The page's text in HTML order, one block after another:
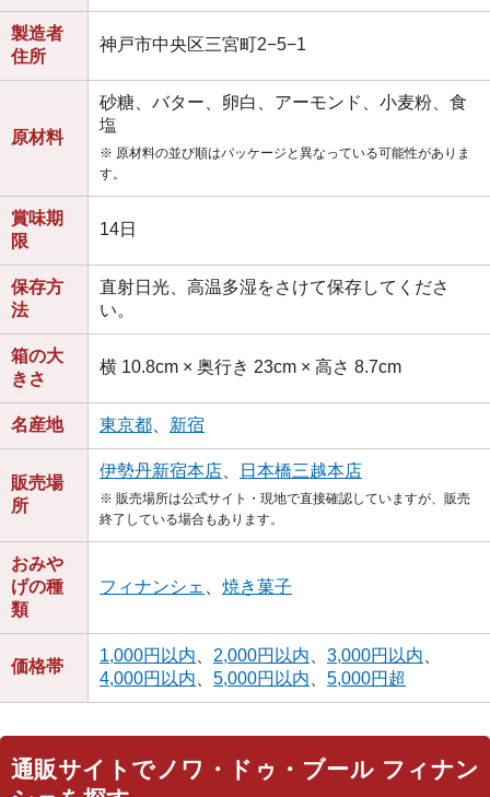
製造者
住所
神戸市中央区三宮町2−5−1
原材料
砂糖、バター、卵白、アーモンド、小麦粉、食
塩
※ 原材料の並び順はパッケージと異なっている可能性がありま
す。
賞味期
限
14日
保存方
法
直射日光、高温多湿をさけて保存してくださ
い。
箱の大
きさ
横 10.8cm × 奥行き 23cm × 高さ 8.7cm
名産地 東京都 新宿
販売場
所
伊勢丹新宿本店 日本橋三越本店
※ 販売場所は公式サイト・現地で直接確認していますが、販売
終了している場合もあります。
おみや
げの種
類
フィナンシェ 焼き菓子
価格帯
1,000円以内 2,000円以内 3,000円以内
4,000円以内
5,000円以内 5,000円超
通販サイトでノワ・ドゥ・ブール フィナン